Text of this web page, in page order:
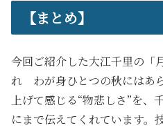
【まとめ】
今回ご紹介した大江千里の「
れ わが身ひとつの秋にはあ
上げて感じる“物悲しさ”を
にまで伝えてくれています。